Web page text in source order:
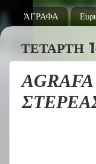
ΆΓΡΑΦΑ
ΤΕΤΆΡΤΗ